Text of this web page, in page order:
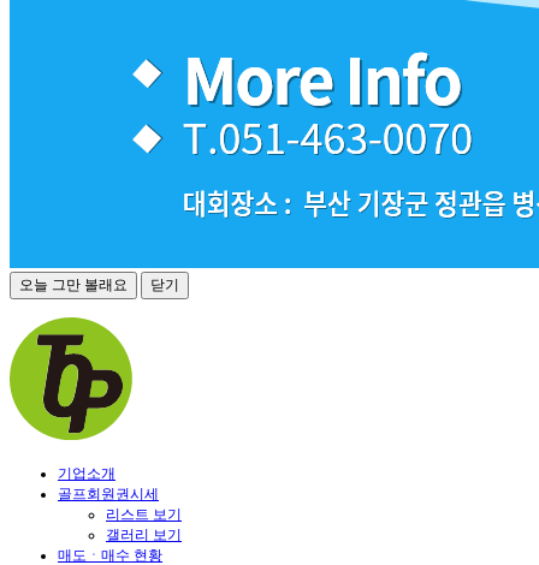
오늘 그만 볼래요 닫기
기업소개
골프회원권시세
리스트 보기
갤러리 보기
매도ㆍ매수 현황